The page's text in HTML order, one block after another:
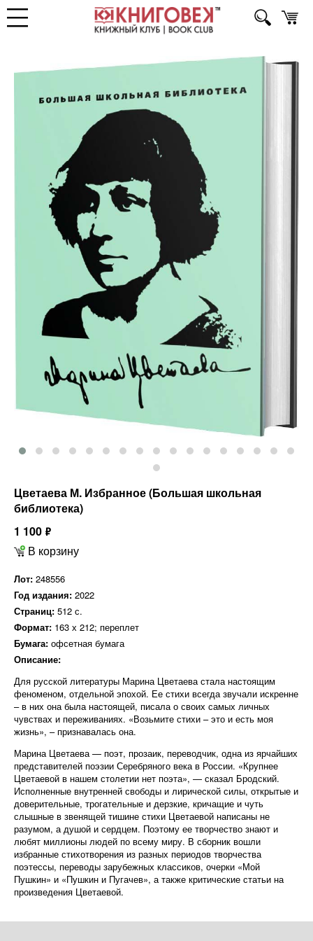
Цветаева М. Избранное (Большая школьная
библиотека)
1 100 ф
В корзину
Лот: 248556
Год издания: 2022
Страниц: 512 с.
Формат: 163 х 212; переплет
Бумага: офсетная бумага
Описание:
Для русской литературы Марина Цветаева стала настоящим
феноменом, отдельной эпохой. Ее стихи всегда звучали искренне
– в них она была настоящей, писала о своих самых личных
чувствах и переживаниях. «Возьмите стихи – это и есть моя
жизнь», – признавалась она.
Марина Цветаева — поэт, прозаик, переводчик, одна из ярчайших
представителей поэзии Серебряного века в России. «Крупнее
Цветаевой в нашем столетии нет поэта», — сказал Бродский.
Исполненные внутренней свободы и лирической силы, открытые и
доверительные, трогательные и дерзкие, кричащие и чуть
слышные в звенящей тишине стихи Цветаевой написаны не
разумом, а душой и сердцем. Поэтому ее творчество знают и
любят миллионы людей по всему миру. В сборник вошли
избранные стихотворения из разных периодов творчества
поэтессы, переводы зарубежных классиков, очерки «Мой
Пушкин» и «Пушкин и Пугачев», а также критические статьи на
произведения Цветаевой.